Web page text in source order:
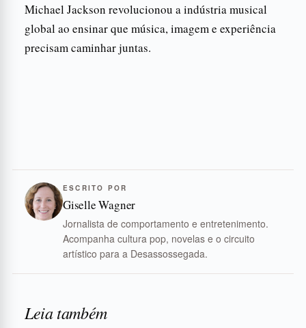
Michael Jackson revolucionou a indústria musical
global ao ensinar que música, imagem e experiência
precisam caminhar juntas.
ESCRITO POR
Giselle Wagner
Jornalista de comportamento e entretenimento.
Acompanha cultura pop, novelas e o circuito
artístico para a Desassossegada.
Leia também